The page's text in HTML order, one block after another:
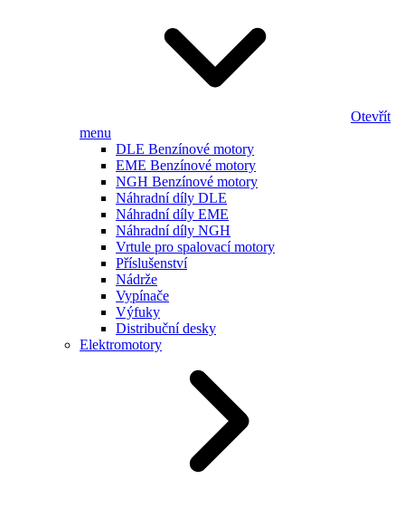
Otevřít
menu
DLE Benzínové motory
EME Benzínové motory
NGH Benzínové motory
Náhradní díly DLE
Náhradní díly EME
Náhradní díly NGH
Vrtule pro spalovací motory
Příslušenství
Nádrže
Vypínače
Výfuky
Distribuční desky
Elektromotory